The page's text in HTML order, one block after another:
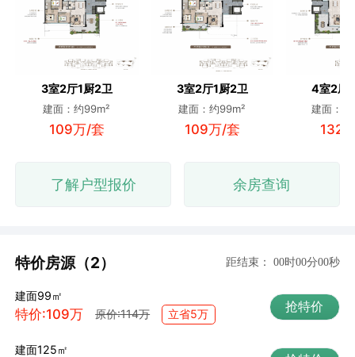
3室2厅1厨2卫
建面：约99m²
109万/套
3室2厅1厨2卫
建面：约99m²
109万/套
4室2厅
建面：约
132
了解户型报价 余房查询
特价房源（2） 距结束： 00时00分00秒
建面99㎡
特价:109万 原价:114万 立省5万 抢特价
建面125㎡